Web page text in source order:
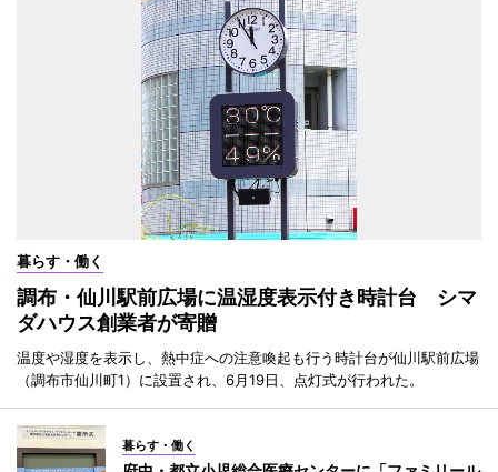
暮らす・働く
調布・仙川駅前広場に温湿度表示付き時計台 シマ
ダハウス創業者が寄贈
温度や湿度を表示し、熱中症への注意喚起も行う時計台が仙川駅前広場
（調布市仙川町1）に設置され、6月19日、点灯式が行われた。
暮らす・働く